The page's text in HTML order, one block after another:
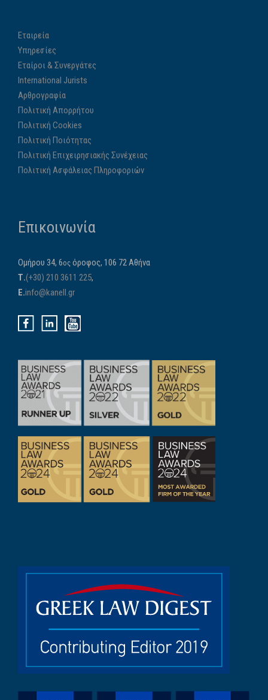
Εταιρεία
Υπηρεσίες
Εταίροι & Συνεργάτες
International Jurists
Αρθρογραφία
Πολιτική Απορρήτου
Πολιτική Cookies
Πολιτική Ποιότητας
Πολιτική Επιχειρησιακής Συνέχειας
Πολιτική Ασφάλειας Πληροφοριών
Επικοινωνία
Ομήρου 34, 6ος όροφος, 106 72 Αθήνα
Τ.(+30) 210 3611 225,
E.info@kanell.gr